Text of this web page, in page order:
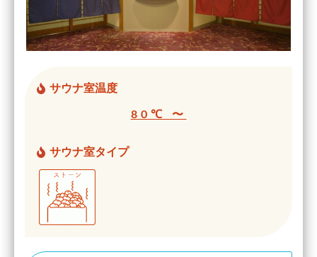
サウナ室温度
80℃ 〜
サウナ室タイプ